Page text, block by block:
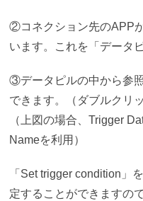
②コネクション先のAPP
います。これを「データ
③データピルの中から参
できます。（ダブルクリ
（上図の場合、Trigger
Nameを利用）
「 Set trigger condition 」
定することができますの